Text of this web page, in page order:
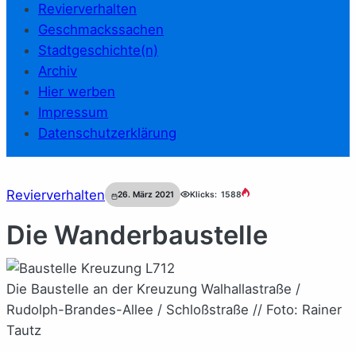
Revierverhalten
Geschmackssachen
Stadtgeschichte(n)
Archiv
Hier werben
Impressum
Datenschutzerklärung
Revierverhalten 26. März 2021 Klicks: 1588
Die Wanderbaustelle
Die Baustelle an der Kreuzung Walhallastraße /
Rudolph-Brandes-Allee / Schloßstraße // Foto: Rainer
Tautz